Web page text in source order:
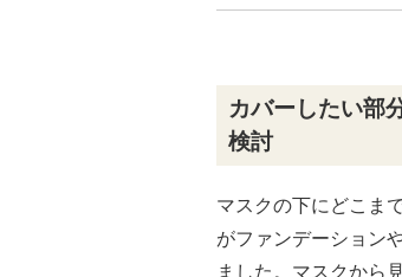
カバーしたい部
検討
マスクの下にどこま
がファンデーション
ました。マスクから